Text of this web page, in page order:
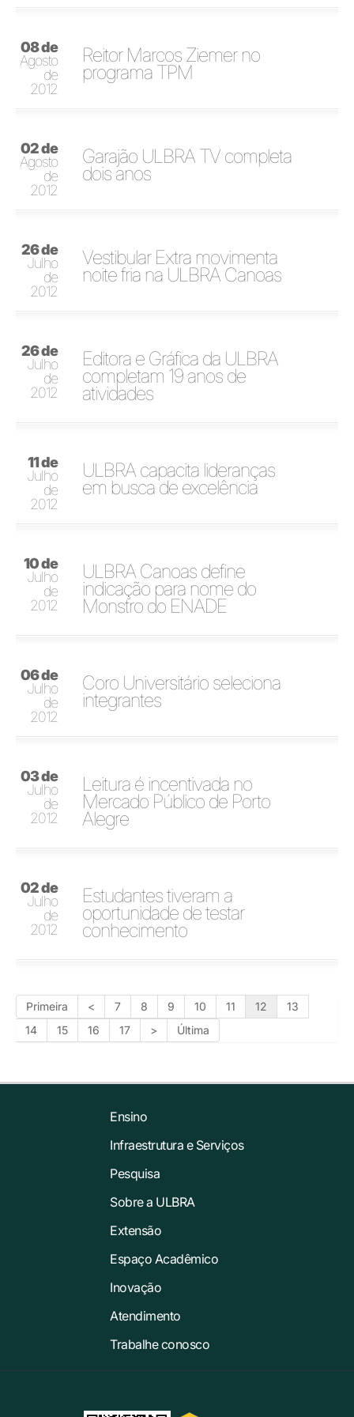
08 de
Agosto
de
2012
Reitor Marcos Ziemer no
programa TPM
02 de
Agosto
de
2012
Garajão ULBRA TV completa
dois anos
26 de
Julho
de
2012
Vestibular Extra movimenta
noite fria na ULBRA Canoas
26 de
Julho
de
2012
Editora e Gráfica da ULBRA
completam 19 anos de
atividades
11 de
Julho
de
2012
ULBRA capacita lideranças
em busca de excelência
10 de
Julho
de
2012
ULBRA Canoas define
indicação para nome do
Monstro do ENADE
06 de
Julho
de
2012
Coro Universitário seleciona
integrantes
03 de
Julho
de
2012
Leitura é incentivada no
Mercado Público de Porto
Alegre
02 de
Julho
de
2012
Estudantes tiveram a
oportunidade de testar
conhecimento
Primeira < 7 8 9 10 11 12
13
14
15 16 17 > Última
Ensino
Infraestrutura e Serviços
Pesquisa
Sobre a ULBRA
Extensão
Espaço Acadêmico
Inovação
Atendimento
Trabalhe conosco